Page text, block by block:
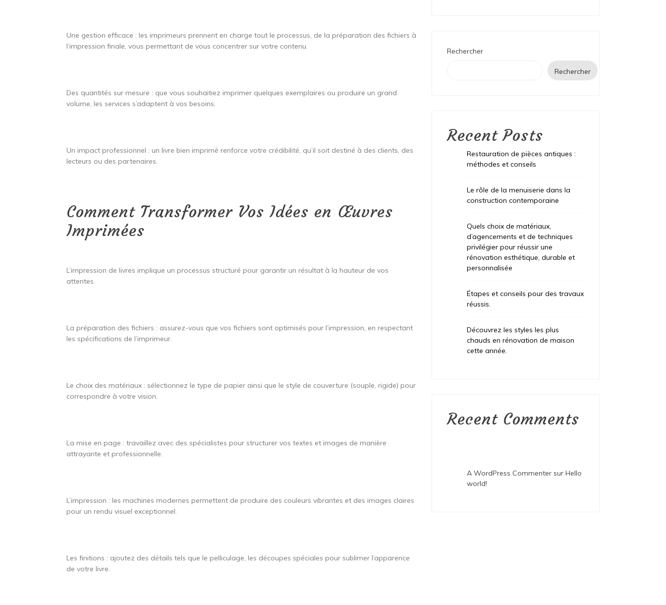
Une gestion efficace : les imprimeurs prennent en charge tout le processus, de la préparation des fichiers à
l’impression finale, vous permettant de vous concentrer sur votre contenu.
Des quantités sur mesure : que vous souhaitiez imprimer quelques exemplaires ou produire un grand
volume, les services s’adaptent à vos besoins.
Un impact professionnel : un livre bien imprimé renforce votre crédibilité, qu’il soit destiné à des clients, des
lecteurs ou des partenaires.
Comment Transformer Vos Idées en Œuvres
Imprimées
L’impression de livres implique un processus structuré pour garantir un résultat à la hauteur de vos
attentes.
La préparation des fichiers : assurez-vous que vos fichiers sont optimisés pour l’impression, en respectant
les spécifications de l’imprimeur.
Le choix des matériaux : sélectionnez le type de papier ainsi que le style de couverture (souple, rigide) pour
correspondre à votre vision.
La mise en page : travaillez avec des spécialistes pour structurer vos textes et images de manière
attrayante et professionnelle.
L’impression : les machines modernes permettent de produire des couleurs vibrantes et des images claires
pour un rendu visuel exceptionnel.
Les finitions : ajoutez des détails tels que le pelliculage, les découpes spéciales pour sublimer l’apparence
de votre livre.
Rechercher
Rechercher
Recent Posts
Restauration de pièces antiques :
méthodes et conseils
Le rôle de la menuiserie dans la
construction contemporaine
Quels choix de matériaux,
d’agencements et de techniques
privilégier pour réussir une
rénovation esthétique, durable et
personnalisée
Étapes et conseils pour des travaux
réussis.
Découvrez les styles les plus
chauds en rénovation de maison
cette année.
Recent Comments
A WordPress Commenter surHello
world!